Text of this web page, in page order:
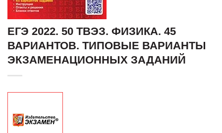
ЕГЭ 2022. 50 ТВЭЗ. ФИЗИКА. 45
ВАРИАНТОВ. ТИПОВЫЕ ВАРИАНТЫ
ЭКЗАМЕНАЦИОННЫХ ЗАДАНИЙ